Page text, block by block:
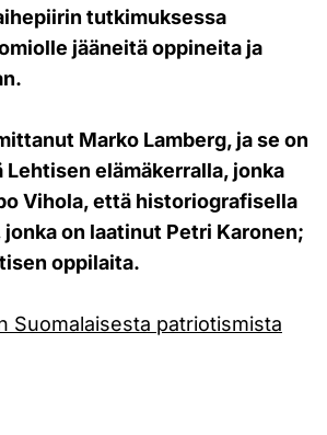
tutkimuksessa
jääneitä oppineita ja
Marko Lamberg, ja se on
elämäkerralla, jonka
Vihola, että historiografisella
on laatinut Petri Karonen;
oppilaita.
Suomalaisesta patriotismista